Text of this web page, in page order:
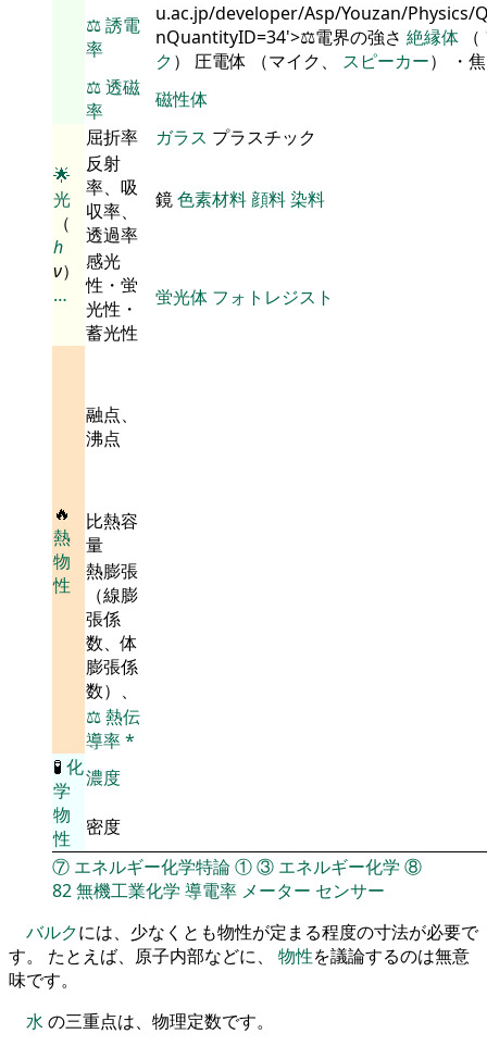
⚖️誘電
率
u.ac.jp/developer/Asp/Youzan/Physics/
nQuantityID=34'>⚖️電界の強さ 絶縁体 （
ク） 圧電体 （マイク、 スピーカー） ・
⚖️透磁
率
磁性体
🌟
光
（
h
ν）
…
屈折率 ガラス プラスチック
反射
率、吸
収率、
透過率
鏡色素材料顔料染料
感光
性・蛍
光性・
蓄光性
蛍光体 フォトレジスト
🔥
熱
物
性
融点、
沸点
比熱容
量
熱膨張
（線膨
張係
数、体
膨張係
数）、
⚖️熱伝
導率*
🧪 化
学
物
性
濃度
密度
⑦ エネルギー化学特論①③ エネルギー化学 ⑧
82無機工業化学 導電率 メーター センサー
バルクには、少なくとも物性が定まる程度の寸法が必要で
す。 たとえば、原子内部などに、 物性を議論するのは無意
味です。
水 の三重点は、物理定数です。